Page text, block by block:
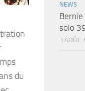
du
NEWS
solo
3 AOÛT